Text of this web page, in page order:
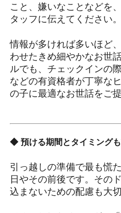
こと、嫌いなことなどを
タッフに伝えてください。
情報が多ければ多いほど
わせたきめ細やかなお世
ルでも、チェックインの
などの有資格者が丁寧な
の子に最適なお世話をご
◆ 預ける期間とタイミング
引っ越しの準備で最も慌
日やその前後です。その
込まないための配慮も大切